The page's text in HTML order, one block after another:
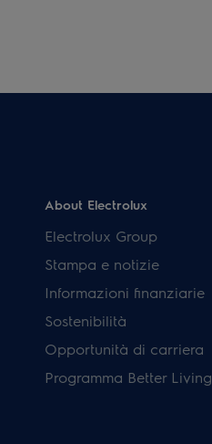
About Electrolux
Electrolux Group
Stampa e notizie
Informazioni finanziarie
Sostenibilità
Opportunità di carriera
Programma Better Living